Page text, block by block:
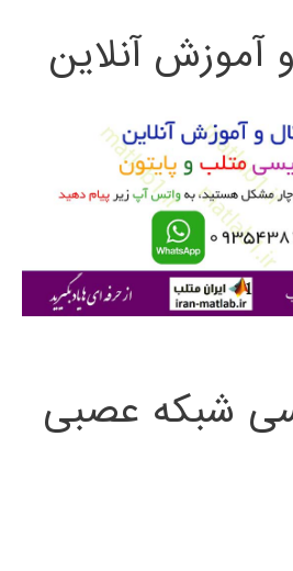
آموزش آنلاین
شبکه عصبی